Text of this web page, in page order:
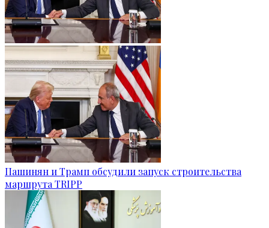
Пашинян и Трамп обсудили запуск строительства
маршрута TRIPP